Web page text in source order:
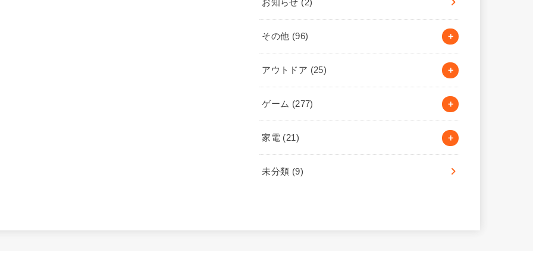
お知らせ (2)
その他 (96)
アウトドア (25)
ゲーム (277)
家電 (21)
未分類 (9)